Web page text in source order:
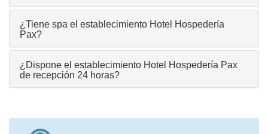
¿Tiene spa el establecimiento Hotel Hospedería
Pax?
¿Dispone el establecimiento Hotel Hospedería Pax
de recepción 24 horas?